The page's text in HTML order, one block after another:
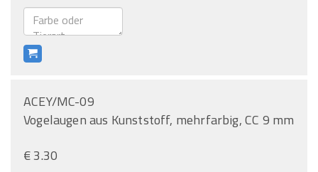
ACEY/MC-09
Vogelaugen aus Kunststoff, mehrfarbig, CC 9 mm
€ 3.30